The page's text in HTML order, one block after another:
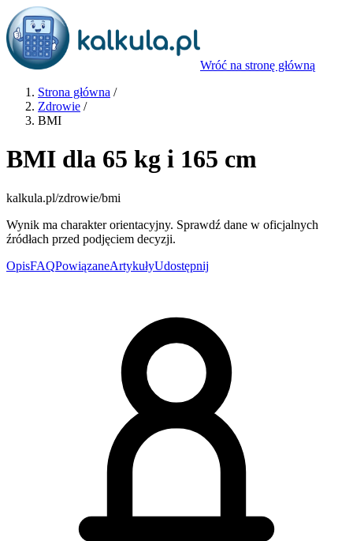
Wróć na stronę główną
Strona główna /
Zdrowie /
BMI
BMI dla 65 kg i 165 cm
kalkula.pl/zdrowie/bmi
Wynik ma charakter orientacyjny. Sprawdź dane w oficjalnych
źródłach przed podjęciem decyzji.
OpisFAQPowiązaneArtykułyUdostępnij